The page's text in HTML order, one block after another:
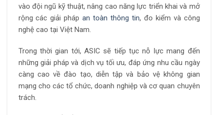
vào đội ngũ kỹ thuật, nâng cao năng lực triển khai và mở
rộng các giải phápan toàn thông tin, đo kiểm và công
nghệ cao tại Việt Nam.
Trong thời gian tới, ASIC sẽ tiếp tục nỗ lực mang đến
những giải pháp và dịch vụ tối ưu, đáp ứng nhu cầu ngày
càng cao về đào tạo, diễn tập và bảo vệ không gian
mạng cho các tổ chức, doanh nghiệp và cơ quan chuyên
trách.